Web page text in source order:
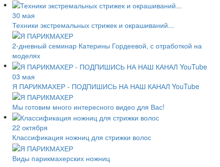
30 мая
Техники экстремальных стрижек и окрашиваний...
2-дневный семинар Катерины Гордеевой, с отработкой на
моделях
03 мая
Я ПАРИКМАХЕР - ПОДПИШИСЬ НА НАШ КАНАЛ YouTube
Мы готовим много интересного видео для Вас!
22 октября
Классификация ножниц для стрижки волос
Виды парикмахерских ножниц